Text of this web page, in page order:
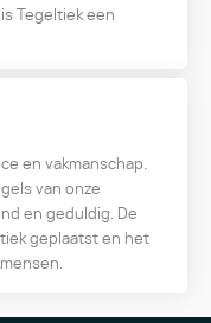
Tegeltiek een
en vakmanschap.
van onze
en geduldig. De
geplaatst en het